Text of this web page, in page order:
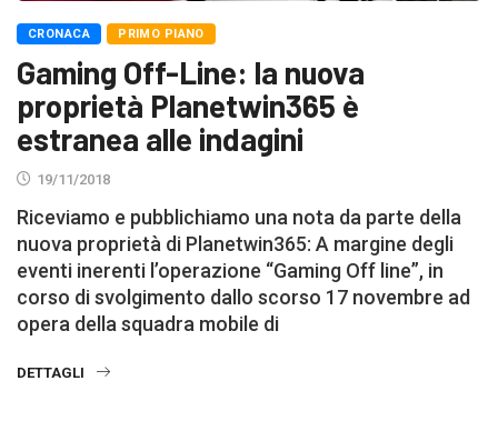
CRONACA PRIMO PIANO
Gaming Off-Line: la nuova
proprietà Planetwin365 è
estranea alle indagini
19/11/2018
Riceviamo e pubblichiamo una nota da parte della
nuova proprietà di Planetwin365: A margine degli
eventi inerenti l’operazione “Gaming Off line”, in
corso di svolgimento dallo scorso 17 novembre ad
opera della squadra mobile di
DETTAGLI